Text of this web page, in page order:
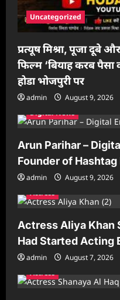
Uncategorized
प्रत्यूष मिश्रा, पूजा दूबे
फिल्म ‘बियाह करब पैसा
होडा भोजपुरी पर
admin
August 9, 2026
Digital News
Arun Parihar –
Founder of
admin
August 9, 2026
Actress
Actress Aliya Khan
Had Started Acting
admin
August 7, 2026
Actress